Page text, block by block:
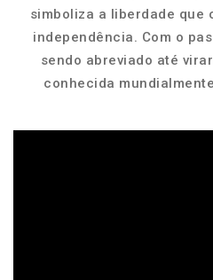
simboliza a liberdade que
independência. Com o
sendo abreviado até
conhecida